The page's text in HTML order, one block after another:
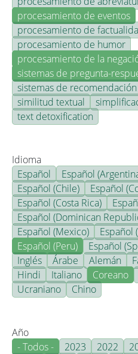
procesamiento de eventos
procesamiento de
procesamiento de humor
procesamiento de la
sistemas de pregunta-
sistemas de recomendación
similitud textual
text detoxification
Idioma
Español
Español
Español (Chile)
Español
Español (Costa Rica)
Español (Dominican
Español (Mexico)
Español
Español (Peru)
Español
Inglés
Árabe Alemán
Hindi
Italiano Coreano
Ucraniano
Chino
Año
- Todos -
2023 2022